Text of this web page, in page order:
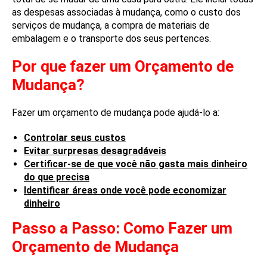
as despesas associadas à mudança, como o custo dos
serviços de mudança, a compra de materiais de
embalagem e o transporte dos seus pertences.
Por que fazer um Orçamento de
Mudança?
Fazer um orçamento de mudança pode ajudá-lo a:
Controlar seus custos
Evitar surpresas desagradáveis
Certificar-se de que você não gasta mais dinheiro
do que precisa
Identificar áreas onde você pode economizar
dinheiro
Passo a Passo: Como Fazer um
Orçamento de Mudança